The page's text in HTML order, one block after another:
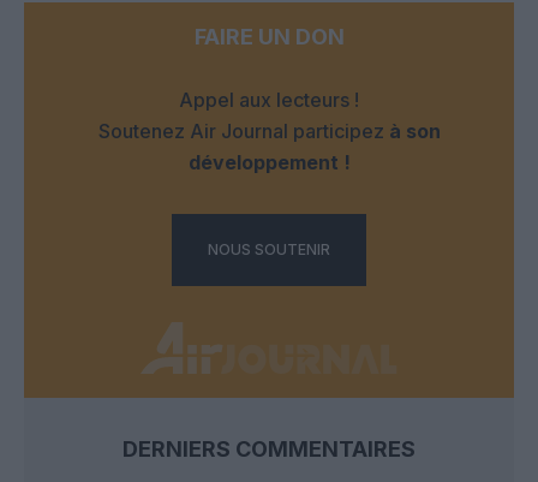
FAIRE UN DON
Appel aux lecteurs !
Soutenez Air Journal participez à son
développement !
NOUS SOUTENIR
DERNIERS COMMENTAIRES